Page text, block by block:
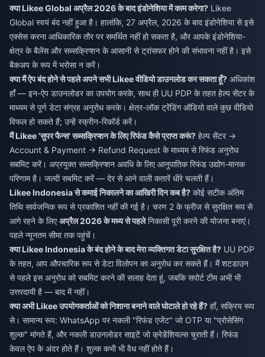
क्या Likee Global अप्रैल 2026 के बाद इंडोनेशिया में काम करेगा? Likee
Global स्वयं बंद नहीं हुआ है। हालांकि, 27 अप्रैल, 2026 के बाद इंडोनेशिया से इसे
एक्सेस करना आधिकारिक तौर पर समर्थित नहीं हो सकता है, और आपके इंडोनेशिया-
क्षेत्र के बैलेंस और सब्सक्रिप्शन के आसानी से ट्रांसफर होने की संभावना नहीं है। इसे
बैकअप के रूप में भरोसा न करें।
क्या मैं ऐप बंद होने से पहले अपने सभी Likee वीडियो डाउनलोड कर सकता हूँ? अधिकांश
हाँ — इन-ऐप डाउनलोडर का उपयोग करके, साथ ही UU PDP के तहत हेल्प सेंटर के
माध्यम से पूर्ण डेटा संग्रह अनुरोध करके। क्षेत्र-लॉक ट्रेंडिंग ऑडियो वाले कुछ वीडियो
विफल हो सकते हैं; उन्हें स्क्रीन-रिकॉर्ड करें।
मैं Likee 'सुपर फैन्स' सब्सक्रिप्शन के लिए रिफंड कैसे प्राप्त करूं? हेल्प सेंटर →
Account & Payment → Refund Request के माध्यम से रिफंड अनुरोध
सबमिट करें। अप्रयुक्त सब्सक्रिप्शन अवधि के लिए आनुपातिक रिफंड उद्योग-मानक
परिणाम है। जल्दी सबमिट करें — देर से आने वाली कतारें धीरे चलती हैं।
Likee Indonesia से कमाई निकालने का आखिरी दिन कब है? कोई सटीक अंतिम
तिथि सार्वजनिक रूप से प्रकाशित नहीं की गई है। चरण 2 के फ्रीज से सुरक्षित रूप से
आगे रहने के लिए अप्रैल 2026 के मध्य से पहलेनिकासी पूरी करने की योजना बनाएं।
पहले न्यूनतम सीमा तक पहुंचें।
क्या Likee Indonesia के बंद होने के बाद मेरा व्यक्तिगत डेटा सुरक्षित है? UU PDP
के तहत, आप औपचारिक रूप से डेटा विलोपन का अनुरोध कर सकते हैं। मैं शटडाउन
से पहले इस अनुरोध को सबमिट करने की सलाह देता हूं, जबकि सपोर्ट टीम अभी भी
उत्तरदायी है — बाद में नहीं।
क्या अभी Likee उपयोगकर्ताओं को निशाना बनाने वाले घोटाले हो रहे हैं? हाँ, सक्रिय रूप
से। सामान्य रूप: WhatsApp पर नकली "रिफंड एजेंट" जो OTP या "प्रोसेसिंग
शुल्क" मांगते हैं, और नकली डाउनलोडर साइटें जो क्रेडेंशियल्स चुराती हैं। रिफंड
केवल ऐप के अंदर होते हैं। शुल्क कभी भी वैध नहीं होते हैं।